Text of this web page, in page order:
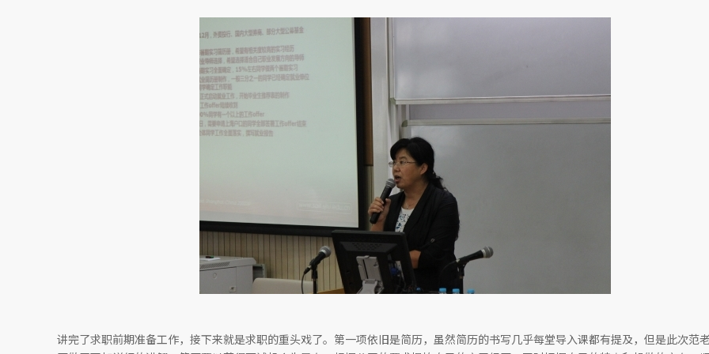
讲完了求职前期准备工作，接下来就是求职的重头戏了。第一项依旧是简历，虽然简历的书写几乎每堂导入课都有提及，但是此次范